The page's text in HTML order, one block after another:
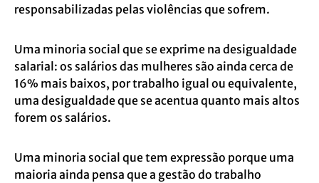
responsabilizadas pelas violências que sofrem.
Uma minoria social que se exprime na desigualdade
salarial: os salários das mulheres são ainda cerca de
16% mais baixos, por trabalho igual ou equivalente,
uma desigualdade que se acentua quanto mais altos
forem os salários.
Uma minoria social que tem expressão porque uma
maioria ainda pensa que a gestão do trabalho